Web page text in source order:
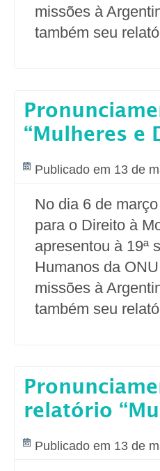
missões à
também seu
“Mulheres e
Publicado em 13 de
No dia 6 de
para o Direito à
apresentou à 19ª
Humanos da
missões à
também seu
relatório
Publicado em 13 de